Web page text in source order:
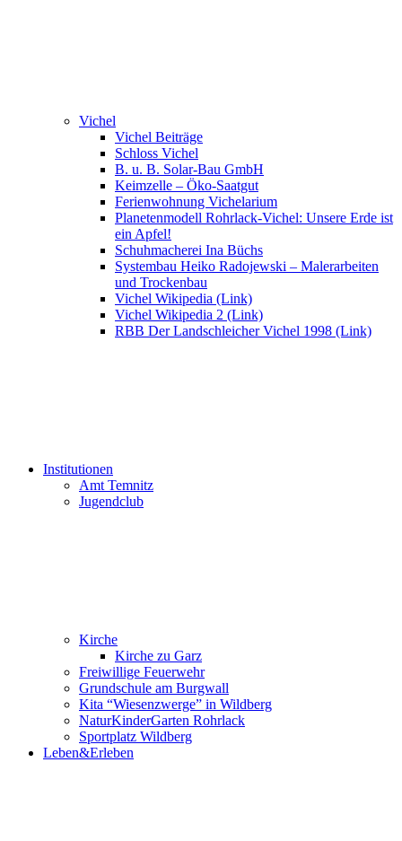
Vichel
Vichel Beiträge
Schloss Vichel
B. u. B. Solar-Bau GmbH
Keimzelle – Öko-Saatgut
Ferienwohnung Vichelarium
Planetenmodell Rohrlack-Vichel: Unsere Erde ist
ein Apfel!
Schuhmacherei Ina Büchs
Systembau Heiko Radojewski – Malerarbeiten
und Trockenbau
Vichel Wikipedia (Link)
Vichel Wikipedia 2 (Link)
RBB Der Landschleicher Vichel 1998 (Link)
Institutionen
Amt Temnitz
Jugendclub
Kirche
Kirche zu Garz
Freiwillige Feuerwehr
Grundschule am Burgwall
Kita “Wiesenzwerge” in Wildberg
NaturKinderGarten Rohrlack
Sportplatz Wildberg
Leben&Erleben